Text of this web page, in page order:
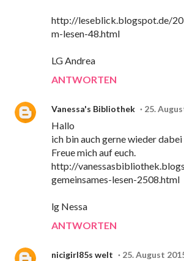
http://leseblick.blogspot.de/
m-lesen-48.html
LG Andrea
ANTWORTEN
Vanessa's Bibliothek 25.
Hallo
ich bin auch gerne wieder
Freue mich auf euch.
http://
gemeinsames-lesen-2508.html
lg Nessa
ANTWORTEN
nicigirl85s welt 25. August